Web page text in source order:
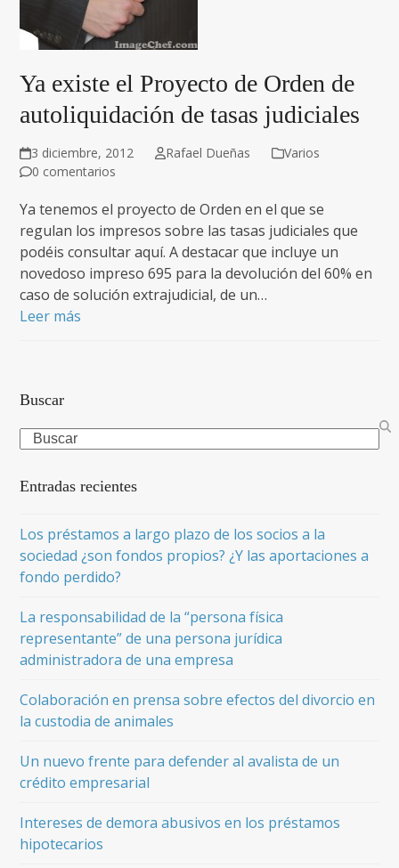
Ya existe el Proyecto de Orden de
autoliquidación de tasas judiciales
3 diciembre, 2012 Rafael Dueñas
Varios
0 comentarios
Ya tenemos el proyecto de Orden en el que se
regulan los impresos sobre las tasas judiciales que
podéis consultar aquí. A destacar que incluye un
novedoso impreso 695 para la devolución del 60% en
caso de solución extrajudicial, de un…
Leer más
Buscar
Search
Entradas recientes
Los préstamos a largo plazo de los socios a la
sociedad ¿son fondos propios? ¿Y las aportaciones a
fondo perdido?
La responsabilidad de la “persona física
representante” de una persona jurídica
administradora de una empresa
Colaboración en prensa sobre efectos del divorcio en
la custodia de animales
Un nuevo frente para defender al avalista de un
crédito empresarial
Intereses de demora abusivos en los préstamos
hipotecarios